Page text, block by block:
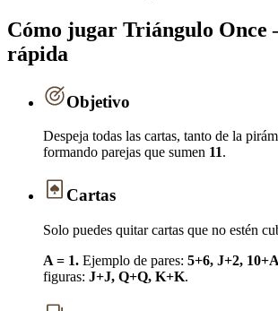
Cómo jugar Triángulo
rápida
Objetivo
Despeja todas las cartas, tanto de la
formando parejas que sumen 11.
Cartas
Solo puedes quitar cartas que no estén
A = 1. Ejemplo de pares: 5+6, J+2,
figuras: J+J, Q+Q, K+K.